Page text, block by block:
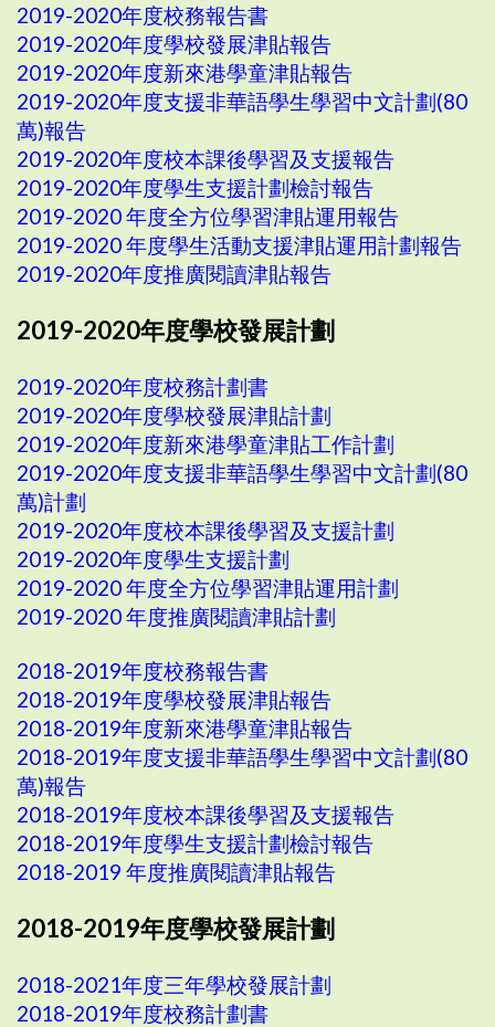
2019-2020年度校務報告書
2019-2020年度學校發展津貼報告
2019-2020年度新來港學童津貼報告
2019-2020年度支援非華語學生學習中文計劃(80
萬)報告
2019-2020年度校本課後學習及支援報告
2019-2020年度學生支援計劃檢討報告
2019-2020 年度全方位學習津貼運用報告
2019-2020 年度學生活動支援津貼運用計劃報告
2019-2020年度推廣閱讀津貼報告
2019-2020年度學校發展計劃
2019-2020年度校務計劃書
2019-2020年度學校發展津貼計劃
2019-2020年度新來港學童津貼工作計劃
2019-2020年度支援非華語學生學習中文計劃(80
萬)計劃
2019-2020年度校本課後學習及支援計劃
2019-2020年度學生支援計劃
2019-2020 年度全方位學習津貼運用計劃
2019-2020 年度推廣閱讀津貼計劃
2018-2019年度校務報告書
2018-2019年度學校發展津貼報告
2018-2019年度新來港學童津貼報告
2018-2019年度支援非華語學生學習中文計劃(80
萬)報告
2018-2019年度校本課後學習及支援報告
2018-2019年度學生支援計劃檢討報告
2018-2019 年度推廣閱讀津貼報告
2018-2019年度學校發展計劃
2018-2021年度三年學校發展計劃
2018-2019年度校務計劃書